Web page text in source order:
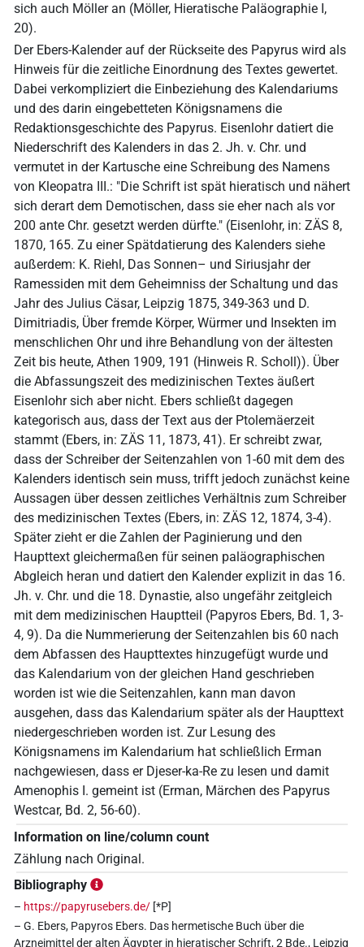
sich auch Möller an (Möller, Hieratische Paläographie I,
20).
Der Ebers-Kalender auf der Rückseite des Papyrus wird als
Hinweis für die zeitliche Einordnung des Textes gewertet.
Dabei verkompliziert die Einbeziehung des Kalendariums
und des darin eingebetteten Königsnamens die
Redaktionsgeschichte des Papyrus. Eisenlohr datiert die
Niederschrift des Kalenders in das 2. Jh. v. Chr. und
vermutet in der Kartusche eine Schreibung des Namens
von Kleopatra III.: "Die Schrift ist spät hieratisch und nähert
sich derart dem Demotischen, dass sie eher nach als vor
200 ante Chr. gesetzt werden dürfte." (Eisenlohr, in: ZÄS 8,
1870, 165. Zu einer Spätdatierung des Kalenders siehe
außerdem: K. Riehl, Das Sonnen– und Siriusjahr der
Ramessiden mit dem Geheimniss der Schaltung und das
Jahr des Julius Cäsar, Leipzig 1875, 349-363 und D.
Dimitriadis, Über fremde Körper, Würmer und Insekten im
menschlichen Ohr und ihre Behandlung von der ältesten
Zeit bis heute, Athen 1909, 191 (Hinweis R. Scholl)). Über
die Abfassungszeit des medizinischen Textes äußert
Eisenlohr sich aber nicht. Ebers schließt dagegen
kategorisch aus, dass der Text aus der Ptolemäerzeit
stammt (Ebers, in: ZÄS 11, 1873, 41). Er schreibt zwar,
dass der Schreiber der Seitenzahlen von 1-60 mit dem des
Kalenders identisch sein muss, trifft jedoch zunächst keine
Aussagen über dessen zeitliches Verhältnis zum Schreiber
des medizinischen Textes (Ebers, in: ZÄS 12, 1874, 3-4).
Später zieht er die Zahlen der Paginierung und den
Haupttext gleichermaßen für seinen paläographischen
Abgleich heran und datiert den Kalender explizit in das 16.
Jh. v. Chr. und die 18. Dynastie, also ungefähr zeitgleich
mit dem medizinischen Hauptteil (Papyros Ebers, Bd. 1, 3-
4, 9). Da die Nummerierung der Seitenzahlen bis 60 nach
dem Abfassen des Haupttextes hinzugefügt wurde und
das Kalendarium von der gleichen Hand geschrieben
worden ist wie die Seitenzahlen, kann man davon
ausgehen, dass das Kalendarium später als der Haupttext
niedergeschrieben worden ist. Zur Lesung des
Königsnamens im Kalendarium hat schließlich Erman
nachgewiesen, dass er Djeser-ka-Re zu lesen und damit
Amenophis I. gemeint ist (Erman, Märchen des Papyrus
Westcar, Bd. 2, 56-60).
Information on line/column count
Zählung nach Original.
Bibliography
– https://papyrusebers.de/ [*P]
– G. Ebers, Papyros Ebers. Das hermetische Buch über die
Arzneimittel der alten Ägypter in hieratischer Schrift, 2 Bde., Leipzig